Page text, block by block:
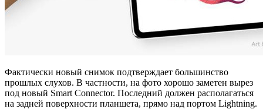
Фактически новый снимок подтверждает большинство
прошлых слухов. В частности, на фото хорошо заметен вырез
под новый Smart Connector. Последний должен располагаться
на задней поверхности планшета, прямо над портом Lightning.